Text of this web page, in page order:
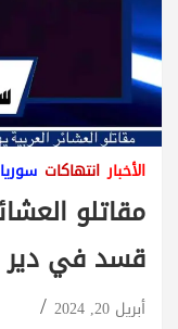
الأخبار انتهاكات سوريا
مقاتلو
قسد في دير
أبريل 20, 2024